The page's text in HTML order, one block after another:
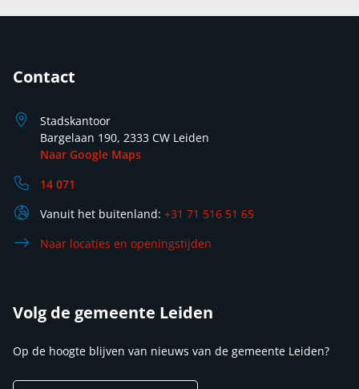
Contact
Stadskantoor
Bargelaan 190, 2333 CW Leiden
Naar Google Maps
14 071
Vanuit het buitenland: +31 71 516 51 65
Naar locaties en openingstijden
Volg de gemeente Leiden
Op de hoogte blijven van nieuws van de gemeente Leiden?